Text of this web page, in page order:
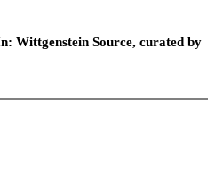
Wittgenstein Source, curated by